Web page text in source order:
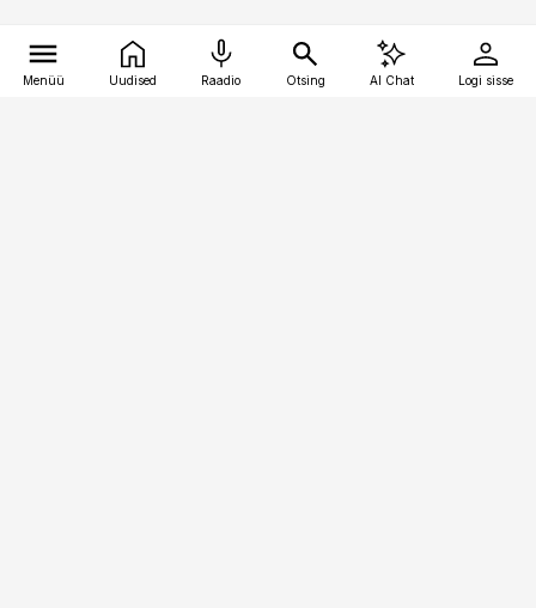
Menüü Uudised Raadio Otsing AI Chat Logi sisse